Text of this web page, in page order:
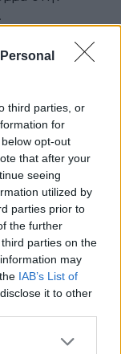
third parties, or
for
opt-out
that after your
seeing
utilized by
parties prior to
the further
parties on the
may
IAB’s List of
it to other
or more Google
1